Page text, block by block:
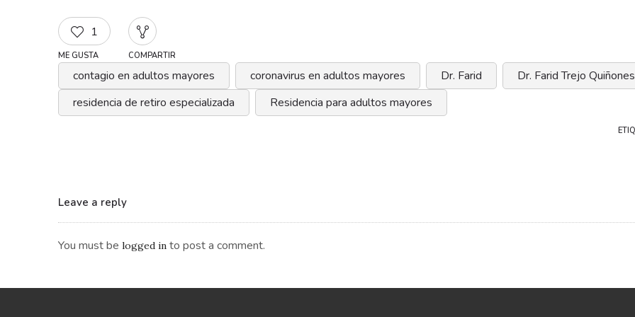
1
ME GUSTA COMPARTIR
contagio en adultos mayores coronavirus en adultos mayores Dr. Farid
Dr. Farid Trejo Quiñones
residencia de retiro especializada
Residencia para adultos mayores
Leave a reply
You must be logged in to post a comment.